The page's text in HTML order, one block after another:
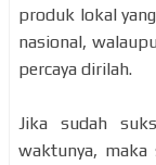
produk lokal
nasional,
percaya dirilah.
Jika sudah
waktunya, maka